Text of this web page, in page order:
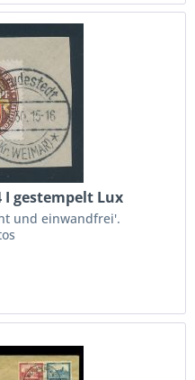
I gestempelt Lux
und einwandfrei'.